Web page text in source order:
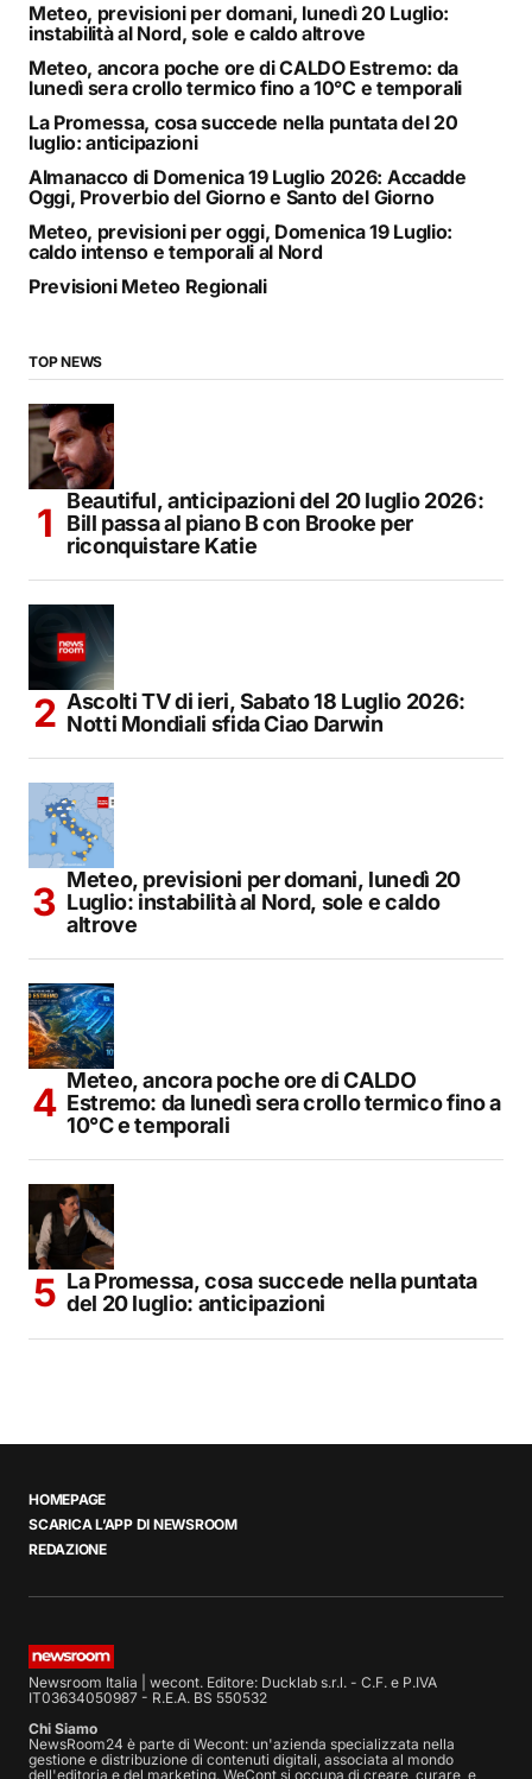
Meteo, previsioni per domani, lunedì 20 Luglio:
instabilità al Nord, sole e caldo altrove
Meteo, ancora poche ore di CALDO Estremo: da
lunedì sera crollo termico fino a 10°C e temporali
La Promessa, cosa succede nella puntata del 20
luglio: anticipazioni
Almanacco di Domenica 19 Luglio 2026: Accadde
Oggi, Proverbio del Giorno e Santo del Giorno
Meteo, previsioni per oggi, Domenica 19 Luglio:
caldo intenso e temporali al Nord
Previsioni Meteo Regionali
TOP NEWS
Beautiful, anticipazioni del 20 luglio 2026:
Bill passa al piano B con Brooke per
riconquistare Katie
Ascolti TV di ieri, Sabato 18 Luglio 2026:
Notti Mondiali sfida Ciao Darwin
Meteo, previsioni per domani, lunedì 20
Luglio: instabilità al Nord, sole e caldo
altrove
Meteo, ancora poche ore di CALDO
Estremo: da lunedì sera crollo termico fino a
10°C e temporali
La Promessa, cosa succede nella puntata
del 20 luglio: anticipazioni
HOMEPAGE
SCARICA L’APP DI NEWSROOM
REDAZIONE
Newsroom Italia | wecont. Editore: Ducklab s.r.l. - C.F. e P.IVA
IT03634050987 - R.E.A. BS 550532
Chi Siamo
NewsRoom24 è parte di Wecont: un'azienda specializzata nella
gestione e distribuzione di contenuti digitali, associata al mondo
dell'editoria e del marketing. WeCont si occupa di creare, curare, e